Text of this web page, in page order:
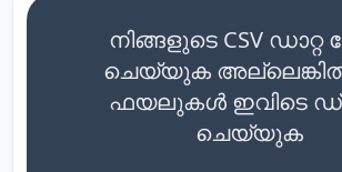
നിങ്ങളുടെ CSV ഡാറ്റ
ചെയ്യുക അല്ലെങ്കിൽ
ഫയലുകൾ ഇവിടെ
ചെയ്യുക